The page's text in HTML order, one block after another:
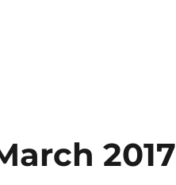
2017